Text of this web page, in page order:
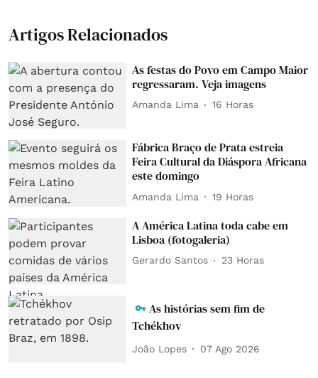
Artigos Relacionados
As festas do Povo em Campo Maior
regressaram. Veja imagens
Amanda Lima 16 Horas
Fábrica Braço de Prata estreia
Feira Cultural da Diáspora Africana
este domingo
Amanda Lima 19 Horas
A América Latina toda cabe em
Lisboa (fotogaleria)
Gerardo Santos 23 Horas
As histórias sem fim de
Tchékhov
João Lopes 07 Ago 2026